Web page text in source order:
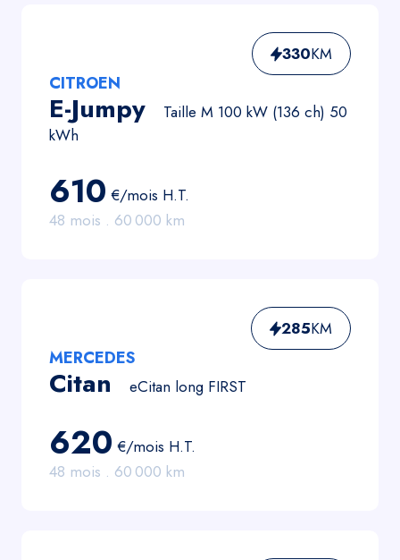
330KM
CITROEN
E-Jumpy
Taille M 100 kW (136 ch) 50
kWh
610 €/mois H.T.
48 mois . 60 000 km
285KM
MERCEDES
Citan eCitan long FIRST
620 €/mois H.T.
48 mois . 60 000 km